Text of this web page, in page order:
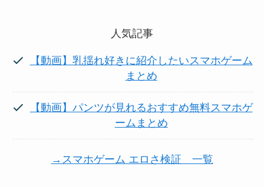
人気記事
【動画】乳揺れ好きに紹介したいスマホゲーム
まとめ
【動画】パンツが見れるおすすめ無料スマホゲ
ームまとめ
→スマホゲーム エロさ検証 一覧